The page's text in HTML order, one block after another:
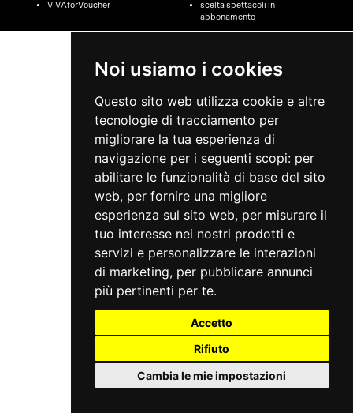
Noi usiamo i cookies
Questo sito web utilizza cookie e altre
tecnologie di tracciamento per
migliorare la tua esperienza di
navigazione per i seguenti scopi: per
abilitare le funzionalità di base del sito
web, per fornire una migliore
esperienza sul sito web, per misurare il
tuo interesse nei nostri prodotti e
servizi e personalizzare le interazioni
di marketing, per pubblicare annunci
più pertinenti per te.
Accetto
Rifiuto
Cambia le mie impostazioni
VIVAforVoucher
scelta spettacoli in
abbonamento